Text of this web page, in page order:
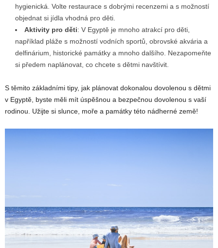
hygienická. Volte restaurace s dobrými recenzemi a s možností
objednat si jídla vhodná pro děti.
Aktivity pro děti: V Egyptě je mnoho atrakcí pro děti,
například pláže s možností vodních sportů, obrovské akvária a
delfinárium, historické památky a mnoho dalšího. Nezapomeňte
si předem naplánovat, co chcete s dětmi navštívit.
S těmito základními tipy, jak plánovat dokonalou dovolenou s dětmi
v Egyptě, byste měli mít úspěšnou a bezpečnou dovolenou s vaší
rodinou. Užijte si slunce, moře a památky této nádherné země!